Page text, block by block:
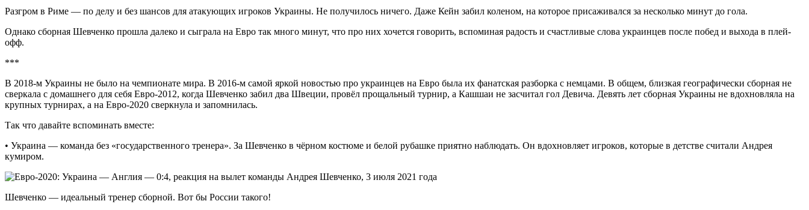
Разгром в Риме — по делу и без шансов для атакующих игроков Украины. Не получилось ничего. Даже Кейн забил коленом, на которое присаживался за несколько минут до гола.
Однако сборная Шевченко прошла далеко и сыграла на Евро так много минут, что про них хочется говорить, вспоминая радость и счастливые слова украинцев после побед и выхода в плей-
офф.
***
В 2018-м Украины не было на чемпионате мира. В 2016-м самой яркой новостью про украинцев на Евро была их фанатская разборка с немцами. В общем, близкая географически сборная не
сверкала с домашнего для себя Евро-2012, когда Шевченко забил два Швеции, провёл прощальный турнир, а Кашшаи не засчитал гол Девича. Девять лет сборная Украины не вдохновляла на
крупных турнирах, а на Евро-2020 сверкнула и запомнилась.
Так что давайте вспоминать вместе:
• Украина — команда без «государственного тренера». За Шевченко в чёрном костюме и белой рубашке приятно наблюдать. Он вдохновляет игроков, которые в детстве считали Андрея
кумиром.
Шевченко — идеальный тренер сборной. Вот бы России такого!